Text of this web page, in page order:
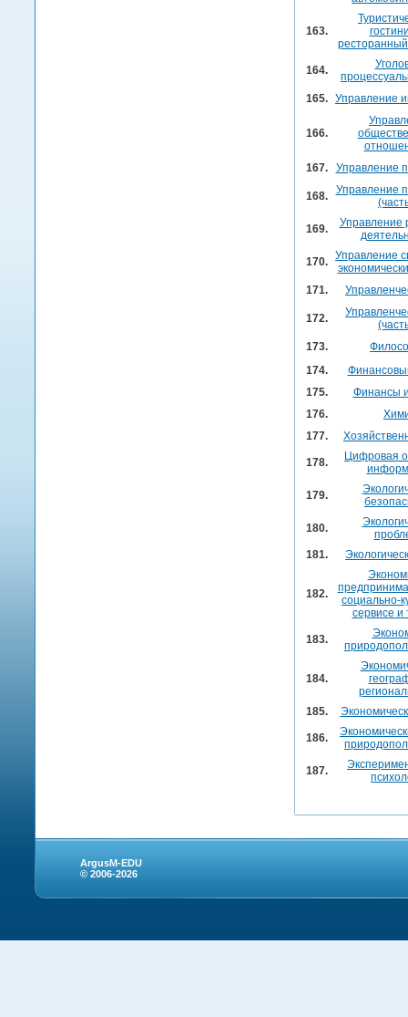
163.
164.
165. Управление
166.
167.
Управление
168.
Управление
169.
Управление
170. Управление
171.
172.
173.
174.
175.
Финансы
176.
177.
178.
Цифровая
179.
180.
181.
182.
социально-
сервисе и
183.
184.
185.
186.
187.
ArgusM-EDU
© 2006-2026